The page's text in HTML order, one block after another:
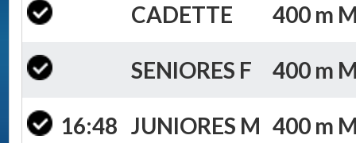
CADETTE 400 m
SENIORES F 400 m
16:48 JUNIORES M 400 m